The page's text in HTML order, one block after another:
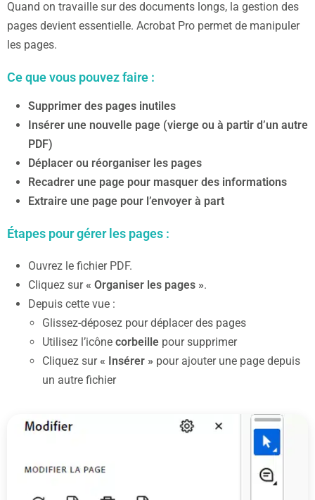
Quand on travaille sur des documents longs, la gestion des
pages devient essentielle. Acrobat Pro permet de manipuler
les pages.
Ce que vous pouvez faire :
Supprimer des pages inutiles
Insérer une nouvelle page (vierge ou à partir d’un autre
PDF)
Déplacer ou réorganiser les pages
Recadrer une page pour masquer des informations
Extraire une page pour l’envoyer à part
Étapes pour gérer les pages :
Ouvrez le fichier PDF.
Cliquez sur « Organiser les pages ».
Depuis cette vue :
Glissez-déposez pour déplacer des pages
Utilisez l’icône corbeille pour supprimer
Cliquez sur « Insérer » pour ajouter une page depuis
un autre fichier